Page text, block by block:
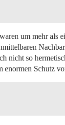
um mehr als
nicht so
enormen Schutz